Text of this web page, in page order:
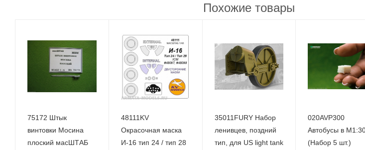
Похожие товары
75172 Штык
винтовки Мосина
плоский масШТАБ
48111KV
Окрасочная маска
И-16 тип 24 / тип 28
35011FURY Набор
ленивцев, поздний
тип, для US light tank
020AVP300
Автобусы в
(Набор 5 шт.)